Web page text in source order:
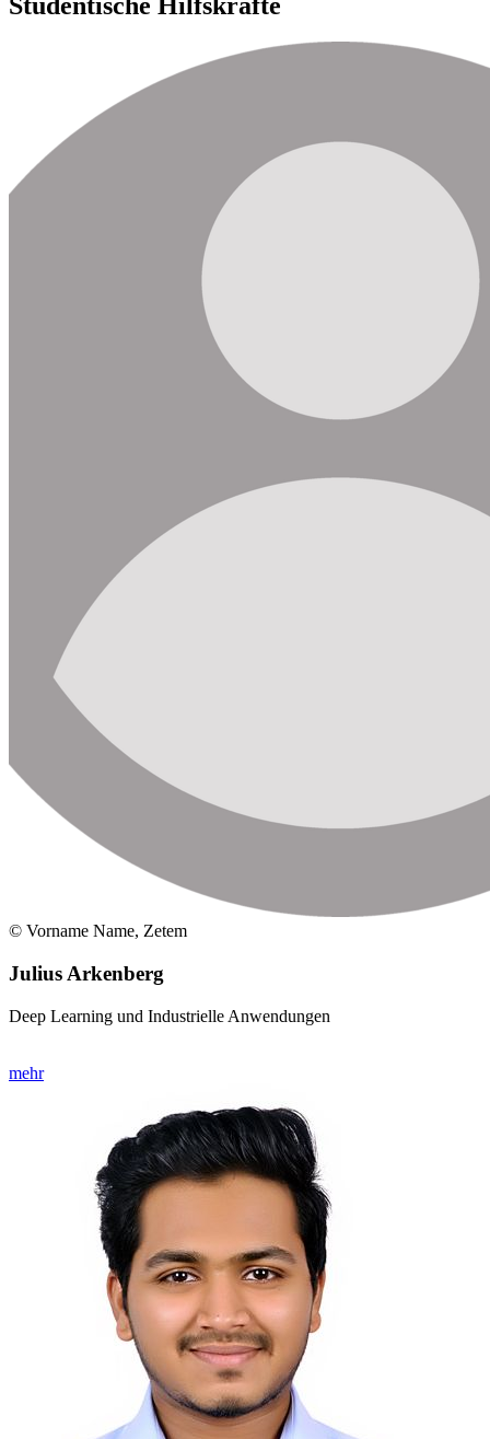
© Vorname Name, Zetem
Julius Arkenberg
Deep Learning und Industrielle Anwendungen
mehr